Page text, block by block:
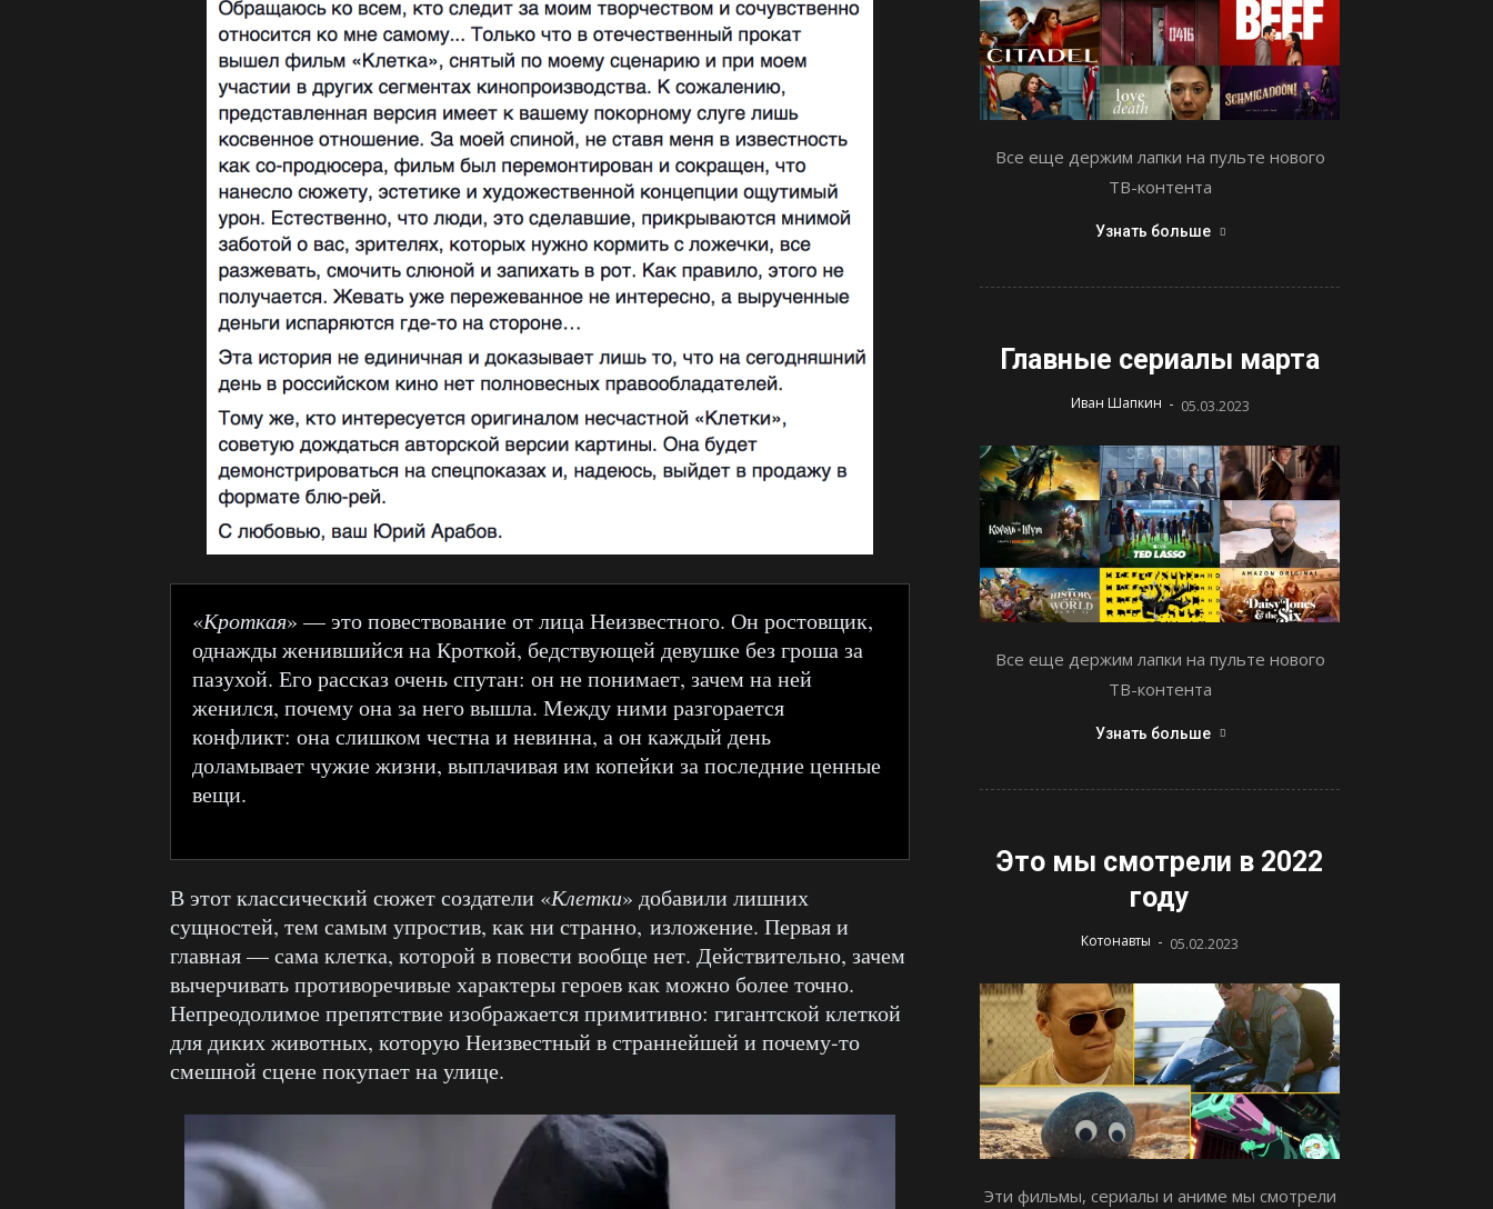
«Кроткая» — это повествование от лица Неизвестного. Он ростовщик,
однажды женившийся на Кроткой, бедствующей девушке без гроша за
пазухой. Его рассказ очень спутан: он не понимает, зачем на ней
женился, почему она за него вышла. Между ними разгорается
конфликт: она слишком честна и невинна, а он каждый день
доламывает чужие жизни, выплачивая им копейки за последние ценные
вещи.
В этот классический сюжет создатели «Клетки» добавили лишних
сущностей, тем самым упростив, как ни странно, изложение. Первая и
главная — сама клетка, которой в повести вообще нет. Действительно, зачем
вычерчивать противоречивые характеры героев как можно более точно.
Непреодолимое препятствие изображается примитивно: гигантской клеткой
для диких животных, которую Неизвестный в страннейшей и почему-то
смешной сцене покупает на улице.
Все еще держим лапки на пульте нового
ТВ-контента
Узнать больше
Главные сериалы марта
Иван Шапкин - 05.03.2023
Все еще держим лапки на пульте нового
ТВ-контента
Узнать больше
Это мы смотрели в 2022
году
Котонавты - 05.02.2023
Эти фильмы, сериалы и аниме мы смотрели